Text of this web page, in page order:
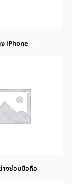
iPhone
างซ่อมมือถือ